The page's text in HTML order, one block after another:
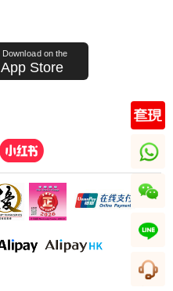
Download on the
App Store
whatsapp